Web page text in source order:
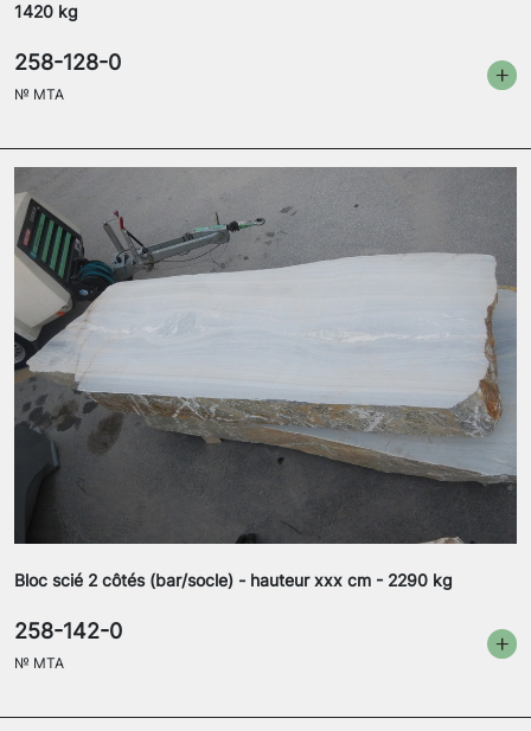
1420 kg
258-128-0
№ MTA
Bloc scié 2 côtés (bar/socle) - hauteur xxx cm - 2290 kg
258-142-0
№ MTA